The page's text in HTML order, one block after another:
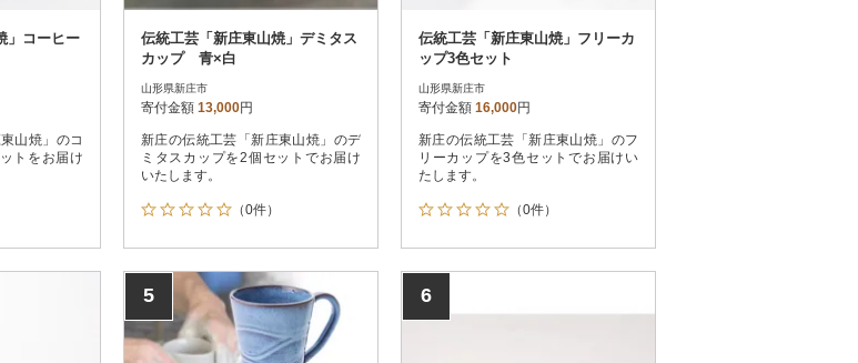
」コーヒー
山焼」のコ
トをお届け
伝統工芸「新庄東山焼」デミタス
カップ 青×白
山形県新庄市
寄付金額 13,000円
新庄の伝統工芸「新庄東山焼」のデ
ミタスカップを2個セットでお届け
いたします。
（0件）
伝統工芸「新庄東山焼」フリーカ
ップ3色セット
山形県新庄市
寄付金額 16,000円
新庄の伝統工芸「新庄東山焼」のフ
リーカップを3色セットでお届けい
たします。
（0件）
5 6